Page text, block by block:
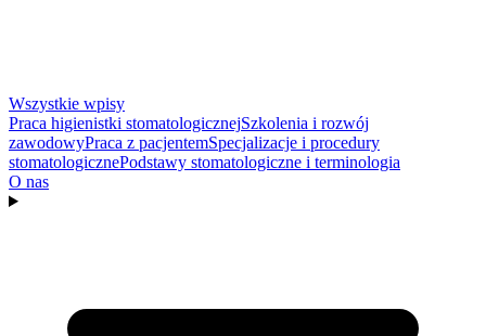
Wszystkie wpisy
Praca higienistki stomatologicznejSzkolenia i rozwój
zawodowyPraca z pacjentemSpecjalizacje i procedury
stomatologicznePodstawy stomatologiczne i terminologia
O nas